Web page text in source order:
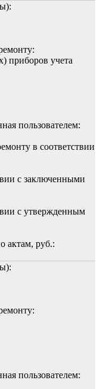
приборов учета
пользователем:
в соответствии
с заключенными
с утвержденным
актам, руб.:
пользователем: